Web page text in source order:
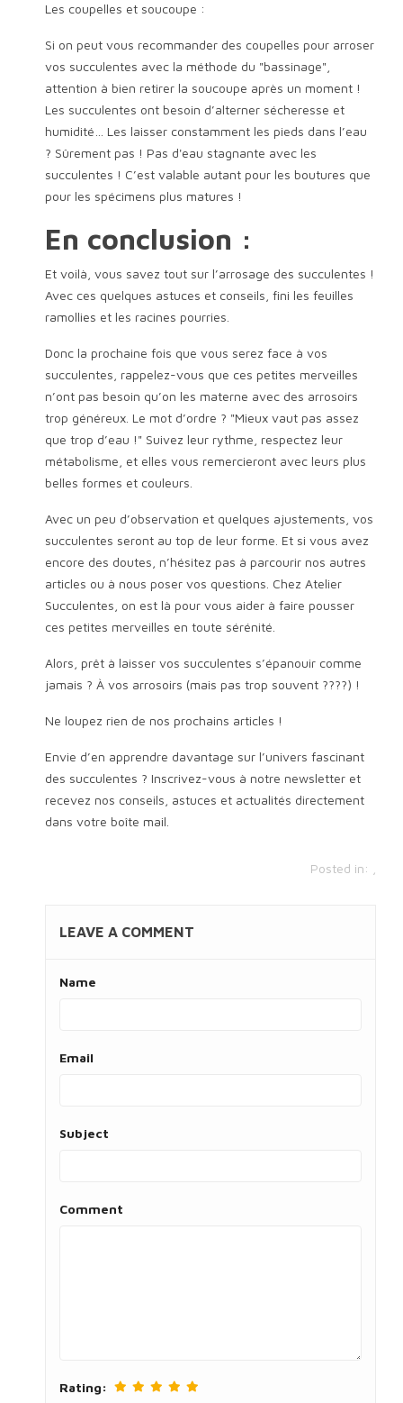
Les coupelles et soucoupe :
Si on peut vous recommander des coupelles pour arroser
vos succulentes avec la méthode du "bassinage",
attention à bien retirer la soucoupe après un moment !
Les succulentes ont besoin d’alterner sécheresse et
humidité… Les laisser constamment les pieds dans l’eau
? Sûrement pas ! Pas d'eau stagnante avec les
succulentes ! C’est valable autant pour les boutures que
pour les spécimens plus matures !
En conclusion :
Et voilà, vous savez tout sur l’arrosage des succulentes !
Avec ces quelques astuces et conseils, fini les feuilles
ramollies et les racines pourries.
Donc la prochaine fois que vous serez face à vos
succulentes, rappelez-vous que ces petites merveilles
n’ont pas besoin qu’on les materne avec des arrosoirs
trop généreux. Le mot d’ordre ? "Mieux vaut pas assez
que trop d’eau !" Suivez leur rythme, respectez leur
métabolisme, et elles vous remercieront avec leurs plus
belles formes et couleurs.
Avec un peu d’observation et quelques ajustements, vos
succulentes seront au top de leur forme. Et si vous avez
encore des doutes, n’hésitez pas à parcourir nos autres
articles ou à nous poser vos questions. Chez Atelier
Succulentes, on est là pour vous aider à faire pousser
ces petites merveilles en toute sérénité.
Alors, prêt à laisser vos succulentes s’épanouir comme
jamais ? À vos arrosoirs (mais pas trop souvent ????) !
Ne loupez rien de nos prochains articles !
Envie d’en apprendre davantage sur l’univers fascinant
des succulentes ? Inscrivez-vous à notre newsletter et
recevez nos conseils, astuces et actualités directement
dans votre boîte mail.
Posted in:
LEAVE A COMMENT
Name
Email
Subject
Comment
Rating: